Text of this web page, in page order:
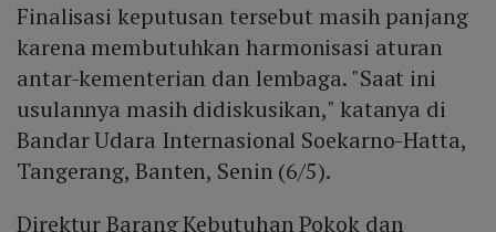
Finalisasi keputusan tersebut masih panjang
karena membutuhkan harmonisasi aturan
antar-kementerian dan lembaga. "Saat ini
usulannya masih didiskusikan," katanya di
Bandar Udara Internasional Soekarno-Hatta,
Tangerang, Banten, Senin (6/5).
Direktur Barang Kebutuhan Pokok dan